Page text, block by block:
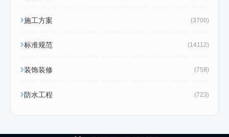
施工方案 (3700)
标准规范 (14112)
装饰装修 (758)
防水工程 (723)